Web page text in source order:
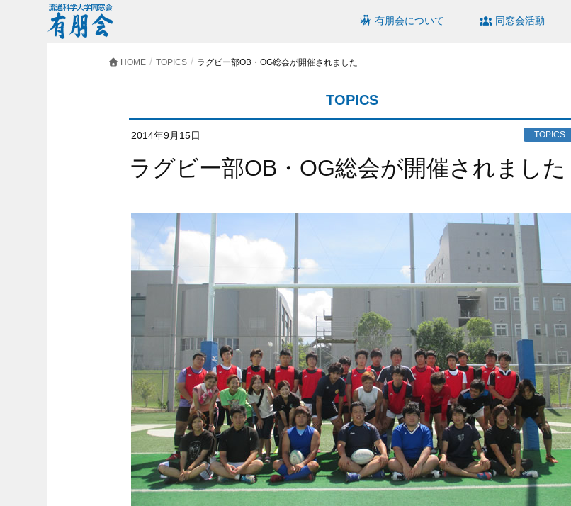
有朋会について 同窓会活動
HOME TOPICS ラグビー部OB・OG総会が開催されました
TOPICS
2014年9月15日 TOPICS
ラグビー部OB・OG総会が開催されました